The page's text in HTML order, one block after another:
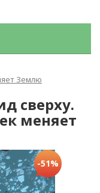
Землю
сверху.
меняет
-51%